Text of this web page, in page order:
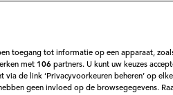
voor de vulling de melk
aan de kook.
toegang tot informatie op een apparaat, zoals
met 106 partners. U kunt uw keuzes
de link ‘Privacyvoorkeuren beheren’ op
geen invloed op de browsegegevens.